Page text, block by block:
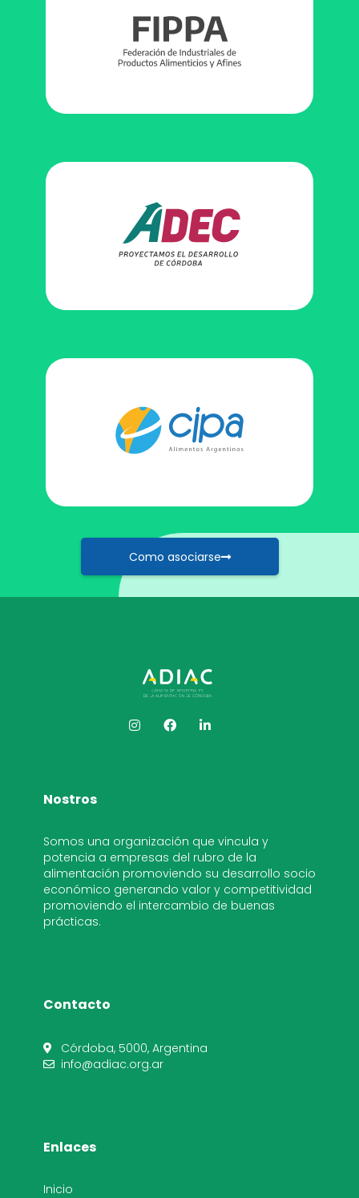
Como asociarse
Nostros
Somos una organización que vincula y
potencia a empresas del rubro de la
alimentación promoviendo su desarrollo socio
económico generando valor y competitividad
promoviendo el intercambio de buenas
prácticas.
Contacto
Córdoba, 5000, Argentina
info@adiac.org.ar
Enlaces
Inicio